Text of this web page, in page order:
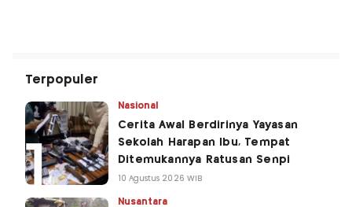
Terpopuler
Nasional
Cerita Awal Berdirinya Yayasan
Sekolah Harapan Ibu, Tempat
Ditemukannya Ratusan Senpi
10 Agustus 2026 WIB
Nusantara